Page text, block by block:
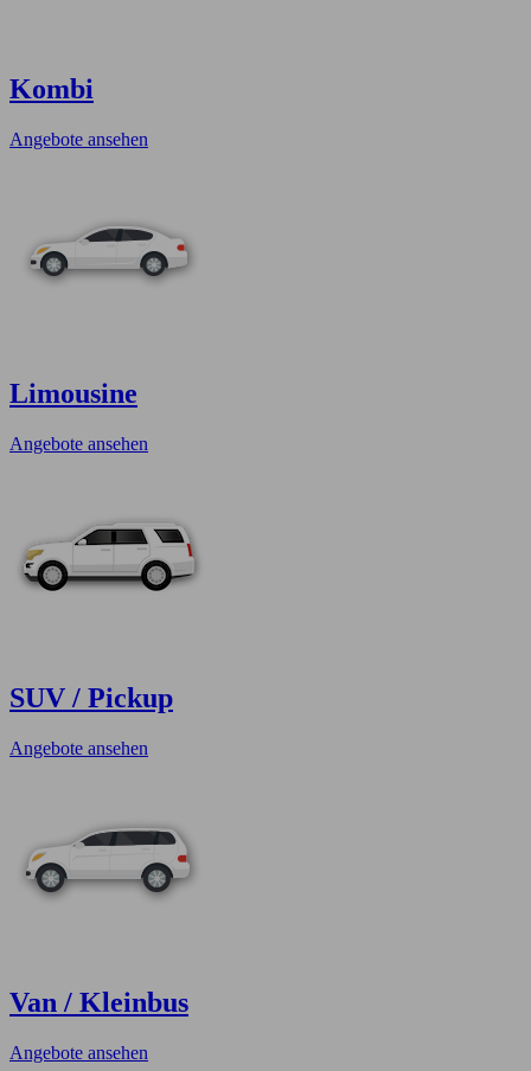
Kombi
Angebote ansehen
Limousine
Angebote ansehen
SUV / Pickup
Angebote ansehen
Van / Kleinbus
Angebote ansehen